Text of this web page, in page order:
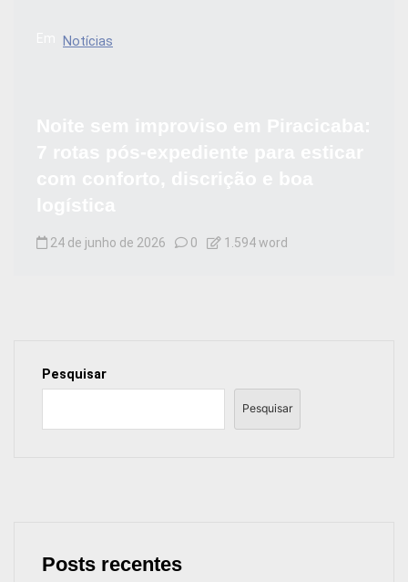
Notícias
24 de junho de 2026 0 1.594 word
Pesquisar
Pesquisar
Posts recentes